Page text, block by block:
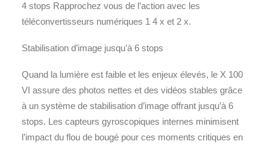
4 stops Rapprochez vous de l’action avec les
téléconvertisseurs numériques 1 4 x et 2 x.
Stabilisation d’image jusqu’à 6 stops
Quand la lumière est faible et les enjeux élevés, le X 100
VI assure des photos nettes et des vidéos stables grâce
à un système de stabilisation d’image offrant jusqu’à 6
stops. Les capteurs gyroscopiques internes minimisent
l’impact du flou de bougé pour ces moments critiques en